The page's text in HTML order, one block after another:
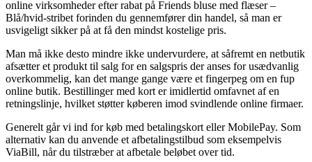
online virksomheder efter rabat på Friends bluse med flæser –
Blå/hvid-stribet forinden du gennemfører din handel, så man er
usvigeligt sikker på at få den mindst kostelige pris.
Man må ikke desto mindre ikke undervurdere, at såfremt en netbutik
afsætter et produkt til salg for en salgspris der anses for usædvanlig
overkommelig, kan det mange gange være et fingerpeg om en fup
online butik. Bestillinger med kort er imidlertid omfavnet af en
retningslinje, hvilket støtter køberen imod svindlende online firmaer.
Generelt går vi ind for køb med betalingskort eller MobilePay. Som
alternativ kan du anvende et afbetalingstilbud som eksempelvis
ViaBill, når du tilstræber at afbetale beløbet over tid.